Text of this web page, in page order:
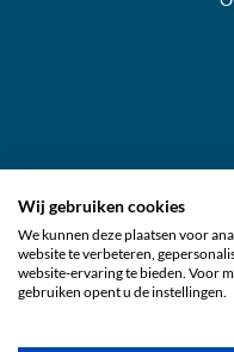
Wij gebruiken cookies
We kunnen deze plaatsen voor
website te verbeteren,
website-ervaring te bieden. Voor
gebruiken opent u de instellingen.